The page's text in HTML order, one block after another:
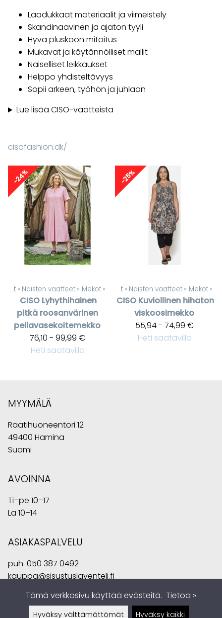
Laadukkaat materiaalit ja viimeistely
Skandinaavinen ja ajaton tyyli
Hyvä pluskoon mitoitus
Mukavat ja käytännölliset mallit
Naiselliset leikkaukset
Helppo yhdisteltävyys
Sopii arkeen, työhön ja juhlaan
Lue lisää CISO-vaatteista
cisofashion.dk/
-24%
Tuotteet ‪» Naisten vaatteet ‪» Mekot ‪»
CISO Lyhythihainen
pitkä roosanvärinen
pellavasekoitemekko
76,10 - 99,99 €
Heti saatavilla
-25%
Tuotteet ‪» Naisten vaatteet ‪» Mekot ‪»
CISO Kuviollinen hihaton
viskoosimekko
55,94 - 74,99 €
Heti saatavilla
MYYMÄLÄ
Raatihuoneentori 12
49400 Hamina
Suomi
AVOINNA
Ti–pe 10–17
La 10–14
ASIAKASPALVELU
puh. 050 387 0492
kauppa@sisustuslaventeli.fi
Tämä verkkosivu käyttää evästeitä. Tietoa »
Hyväksy välttämättömät Hyväksy kaikki